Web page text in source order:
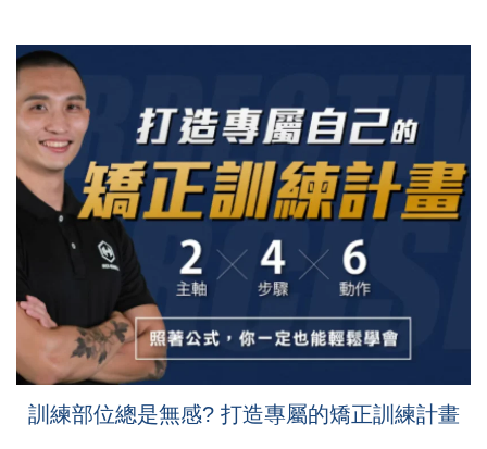
訓練部位總是無感? 打造專屬的矯正訓練計畫